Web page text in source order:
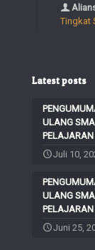
Tingkat
Latest posts
ULANG
Juli 10,
ULANG
Juni 25,